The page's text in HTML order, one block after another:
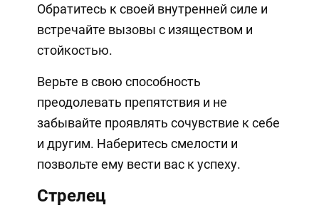
Обратитесь к своей внутренней силе и
встречайте вызовы с изяществом и
стойкостью.
Верьте в свою способность
преодолевать препятствия и не
забывайте проявлять сочувствие к себе
и другим. Наберитесь смелости и
позвольте ему вести вас к успеху.
Стрелец